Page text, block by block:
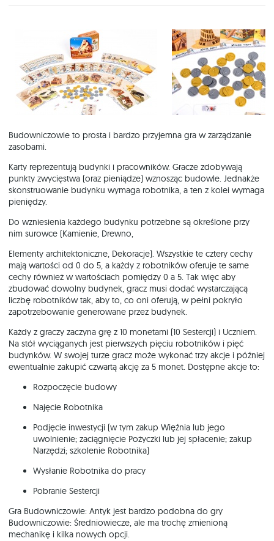
Budowniczowie to prosta i bardzo przyjemna gra w zarządzanie
zasobami.
Karty reprezentują budynki i pracowników. Gracze zdobywają
punkty zwycięstwa (oraz pieniądze) wznosząc budowle. Jednakże
skonstruowanie budynku wymaga robotnika, a ten z kolei wymaga
pieniędzy.
Do wzniesienia każdego budynku potrzebne są określone przy
nim surowce (Kamienie, Drewno,
Elementy architektoniczne, Dekoracje). Wszystkie te cztery cechy
mają wartości od 0 do 5, a każdy z robotników oferuje te same
cechy również w wartościach pomiędzy 0 a 5. Tak więc aby
zbudować dowolny budynek, gracz musi dodać wystarczającą
liczbę robotników tak, aby to, co oni oferują, w pełni pokryło
zapotrzebowanie generowane przez budynek.
Każdy z graczy zaczyna grę z 10 monetami (10 Sestercji) i Uczniem.
Na stół wyciąganych jest pierwszych pięciu robotników i pięć
budynków. W swojej turze gracz może wykonać trzy akcje i później
ewentualnie zakupić czwartą akcję za 5 monet. Dostępne akcje to:
Rozpoczęcie budowy
Najęcie Robotnika
Podjęcie inwestycji (w tym zakup Więźnia lub jego
uwolnienie; zaciągnięcie Pożyczki lub jej spłacenie; zakup
Narzędzi; szkolenie Robotnika)
Wysłanie Robotnika do pracy
Pobranie Sestercji
Gra Budowniczowie: Antyk jest bardzo podobna do gry
Budowniczowie: Średniowiecze, ale ma trochę zmienioną
mechanikę i kilka nowych opcji.